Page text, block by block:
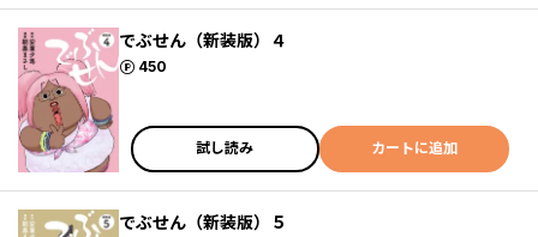
でぶせん（新装版）４
450
ポイント
試し読み カートに追加
でぶせん（新装版）５